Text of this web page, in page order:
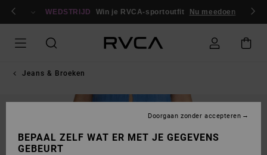
NAAR/ registrerenWEDSTRIJD Win je RVCA-sportoutfit Nu meedoen
Jeans & Broeken
BEPAAL ZELF WAT ER MET JE GEGEVENS
GEBEURT
Doorgaan zonder accepteren